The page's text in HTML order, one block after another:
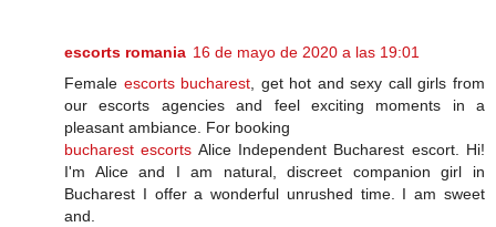
escorts romania 16 de mayo de 2020 a las 19:01
Female escorts bucharest , get hot and sexy call girls from
our escorts agencies and feel exciting moments in a
pleasant ambiance. For booking
bucharest escorts Alice Independent Bucharest escort. Hi!
I'm Alice and I am natural, discreet companion girl in
Bucharest I offer a wonderful unrushed time. I am sweet
and.